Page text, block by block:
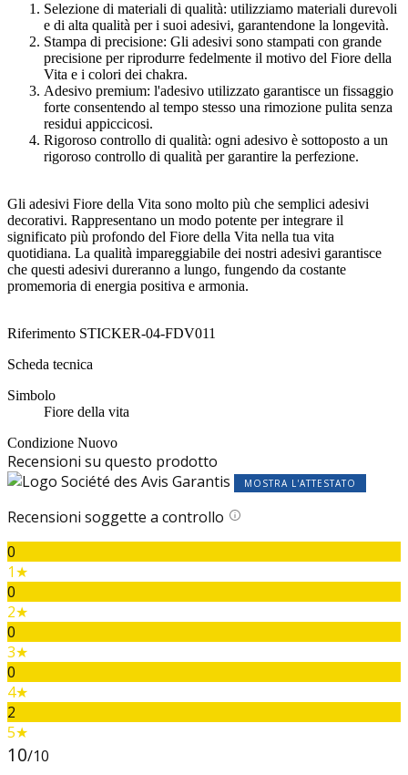
Selezione di materiali di qualità: utilizziamo materiali durevoli
e di alta qualità per i suoi adesivi, garantendone la longevità.
Stampa di precisione: Gli adesivi sono stampati con grande
precisione per riprodurre fedelmente il motivo del Fiore della
Vita e i colori dei chakra.
Adesivo premium: l'adesivo utilizzato garantisce un fissaggio
forte consentendo al tempo stesso una rimozione pulita senza
residui appiccicosi.
Rigoroso controllo di qualità: ogni adesivo è sottoposto a un
rigoroso controllo di qualità per garantire la perfezione.
Gli adesivi Fiore della Vita sono molto più che semplici adesivi
decorativi. Rappresentano un modo potente per integrare il
significato più profondo del Fiore della Vita nella tua vita
quotidiana. La qualità impareggiabile dei nostri adesivi garantisce
che questi adesivi dureranno a lungo, fungendo da costante
promemoria di energia positiva e armonia.
Riferimento STICKER-04-FDV011
Scheda tecnica
Simbolo
Fiore della vita
Condizione Nuovo
Recensioni su questo prodotto
MOSTRA L'ATTESTATO
Recensioni soggette a controllo
0
1★
0
2★
0
3★
0
4★
2
5★
10/10